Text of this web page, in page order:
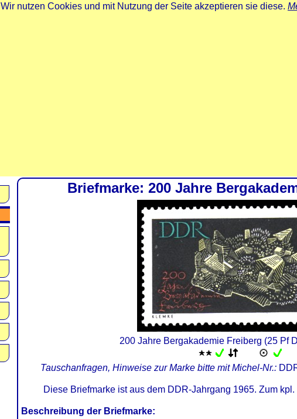
Wir nutzen Cookies und mit Nutzung der Seite akzeptieren sie diese.
Briefmarke: 200 Jahre
200 Jahre Bergakademie Freiberg (25 Pf
Tauschanfragen, Hinweise zur Marke bitte mit Michel-Nr.:
Diese Briefmarke ist aus dem DDR-Jahrgang 1965. Zum
Beschreibung der Briefmarke: